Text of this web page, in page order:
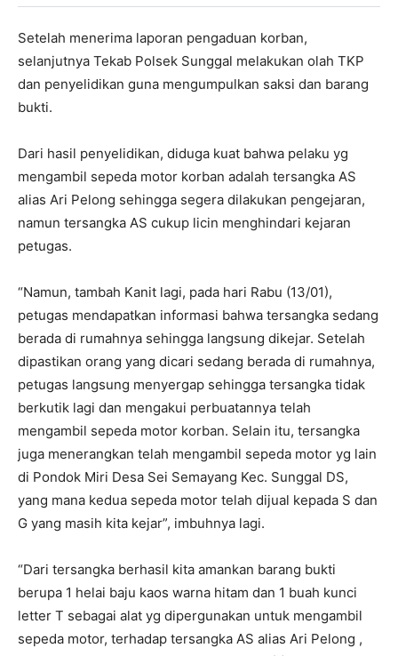
Setelah menerima laporan pengaduan korban,
selanjutnya Tekab Polsek Sunggal melakukan olah TKP
dan penyelidikan guna mengumpulkan saksi dan barang
bukti.
Dari hasil penyelidikan, diduga kuat bahwa pelaku yg
mengambil sepeda motor korban adalah tersangka AS
alias Ari Pelong sehingga segera dilakukan pengejaran,
namun tersangka AS cukup licin menghindari kejaran
petugas.
“Namun, tambah Kanit lagi, pada hari Rabu (13/01),
petugas mendapatkan informasi bahwa tersangka sedang
berada di rumahnya sehingga langsung dikejar. Setelah
dipastikan orang yang dicari sedang berada di rumahnya,
petugas langsung menyergap sehingga tersangka tidak
berkutik lagi dan mengakui perbuatannya telah
mengambil sepeda motor korban. Selain itu, tersangka
juga menerangkan telah mengambil sepeda motor yg lain
di Pondok Miri Desa Sei Semayang Kec. Sunggal DS,
yang mana kedua sepeda motor telah dijual kepada S dan
G yang masih kita kejar”, imbuhnya lagi.
“Dari tersangka berhasil kita amankan barang bukti
berupa 1 helai baju kaos warna hitam dan 1 buah kunci
letter T sebagai alat yg dipergunakan untuk mengambil
sepeda motor, terhadap tersangka AS alias Ari Pelong ,